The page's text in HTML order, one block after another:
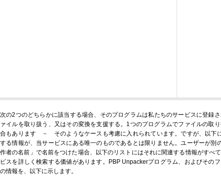
次の2つのどちらかに該当する場合、そのプログラムは私たちのサービスに登
ァイルを取り扱う、又はその変換を支援する。1つのプログラムでファイルの取
合もあります － そのようなケースも考慮に入れられています。ですが、以下
する情報が、当サービスにある唯一のものであるとは限りません。ユーザーが別
作者の名前」で名前をつけた場合、以下のリストにはそれに関連する情報がすべ
ビスを詳しく検索する価値があります。PBP Unpackerプログラム、およびその
の情報を、以下に示します。